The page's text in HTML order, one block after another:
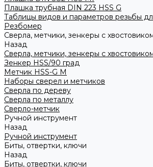
Плашка трубная DIN 223 HSS G
Таблицы видов и параметров резьбы
Резбомер
Сверла, метчики, зенкеры с
Назад
Сверла, метчики, зенкеры с
Зенкер HSS/90 град
Метчик HSS-G М
Наборы сверел и метчиков
Сверла по дереву
Сверла по металлу
Сверло-метчик
Ручной инструмент
Назад
Ручной инструмент
Биты, отвертки, ключи
Назад
Биты, отвертки, ключи